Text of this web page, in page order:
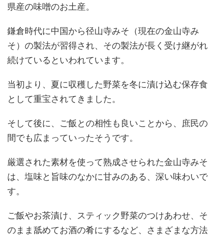
県産の味噌のお土産。
鎌倉時代に中国から径山寺みそ（現在の金山寺み
そ）の製法が習得され、その製法が長く受け継がれ
続けているといわれています。
当初より、夏に収穫した野菜を冬に漬け込む保存食
として重宝されてきました。
そして後に、ご飯との相性も良いことから、庶民の
間でも広まっていったそうです。
厳選された素材を使って熟成させられた金山寺みそ
は、塩味と旨味のなかに甘みのある、深い味わいで
す。
ご飯やお茶漬け、スティック野菜のつけあわせ、そ
のまま舐めてお酒の肴にするなど、さまざまな方法